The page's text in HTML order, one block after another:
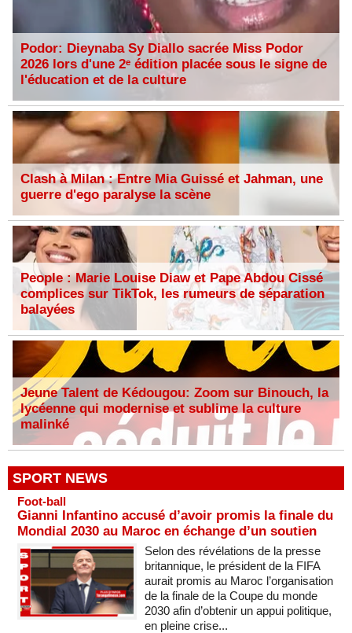
Podor: Dieynaba Sy Diallo sacrée Miss Podor
2026 lors d'une 2ᵉ édition placée sous le signe de
l'éducation et de la culture
Clash à Milan : Entre Mia Guissé et Jahman, une
guerre d'ego paralyse la scène
People : Marie Louise Diaw et Pape Abdou Cissé
complices sur TikTok, les rumeurs de séparation
balayées
Jeune Talent de Kédougou: Zoom sur Binouch, la
lycéenne qui modernise et sublime la culture
malinké
SPORT NEWS
Foot-ball
Gianni Infantino accusé d’avoir promis la finale du
Mondial 2030 au Maroc en échange d’un soutien
Selon des révélations de la presse
britannique, le président de la FIFA
aurait promis au Maroc l’organisation
de la finale de la Coupe du monde
2030 afin d’obtenir un appui politique,
en pleine crise...